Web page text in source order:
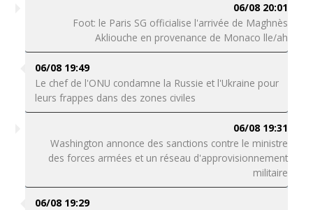
06/08 20:01
Foot: le Paris SG officialise l'arrivée de Maghnès
Akliouche en provenance de Monaco lle/ah
06/08 19:49
Le chef de l'ONU condamne la Russie et l'Ukraine pour
leurs frappes dans des zones civiles
06/08 19:31
Washington annonce des sanctions contre le ministre
des forces armées et un réseau d'approvisionnement
militaire
06/08 19:29